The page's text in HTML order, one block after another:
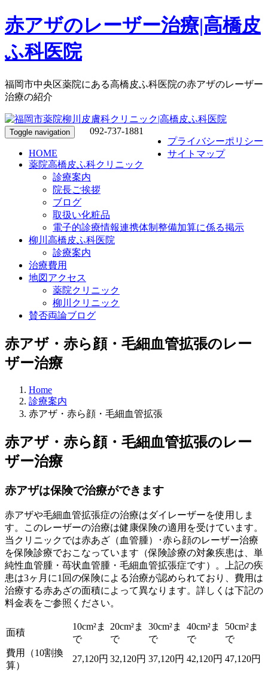
赤アザのレーザー治療|高橋皮
ふ科医院
福岡市中央区薬院にある高橋皮ふ科医院の赤アザのレーザー
治療の紹介
プライバシーポリシー
サイトマップ
092-737-1881
Toggle navigation
HOME
薬院高橋皮ふ科クリニック
診療案内
院長ご挨拶
ブログ
取扱い化粧品
電子的診療情報連携体制整備加算に係る掲示
柳川高橋皮ふ科医院
診療案内
治療費用
地図アクセス
薬院クリニック
柳川クリニック
賛否両論ブログ
赤アザ・赤ら顔・毛細血管拡張のレー
ザー治療
Home
診療案内
赤アザ・赤ら顔・毛細血管拡張
赤アザ・赤ら顔・毛細血管拡張のレー
ザー治療
赤アザは保険で治療ができます
赤アザや毛細血管拡張症の治療はダイレーザーを使用しま
す。このレーザーの治療は健康保険の適用を受けています。
当クリニックでは赤あざ（血管腫）･赤ら顔のレーザー治療
を保険診療でおこなっています（保険診療の対象疾患は、単
純性血管腫・苺状血管腫・毛細血管拡張症です）。上記の疾
患は3ヶ月に1回の保険による治療が認められており、費用は
治療する赤あざの面積によって異なります。詳しくは下記の
料金表をご参照ください。
面積
10cm²ま
で
20cm²ま
で
30cm²ま
で
40cm²ま
で
50cm²ま
で
費用（10割換
算）
27,120円 32,120円 37,120円 42,120円 47,120円